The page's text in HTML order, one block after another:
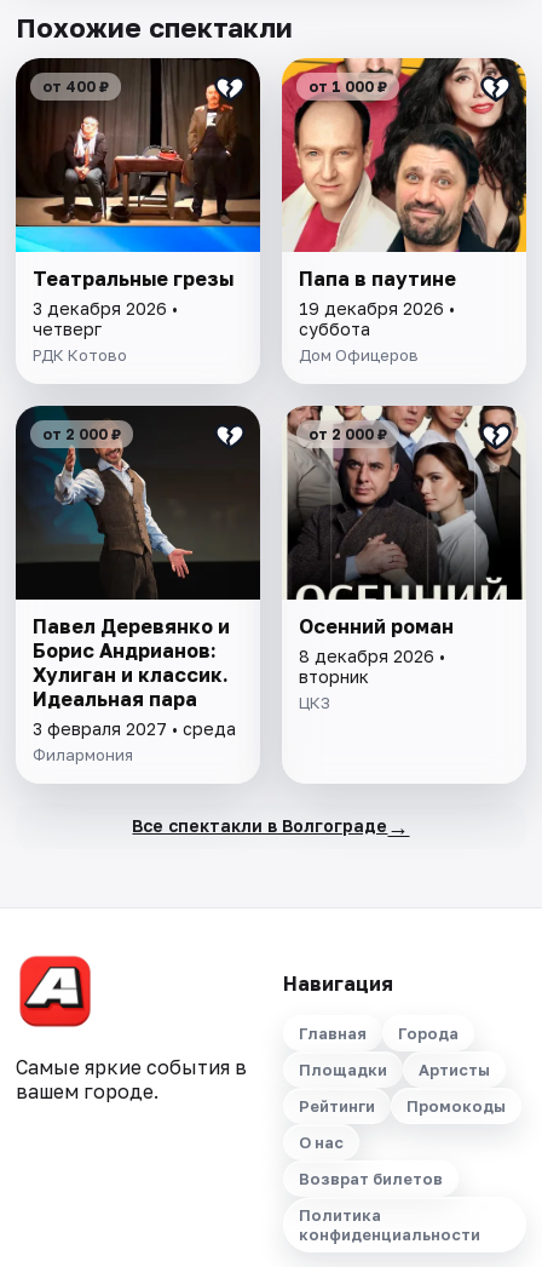
Похожие спектакли
от 400 ₽
Театральные грезы
3 декабря 2026 •
четверг
РДК Котово
от 1 000 ₽
Папа в паутине
19 декабря 2026 •
суббота
Дом Офицеров
от 2 000 ₽
Павел Деревянко и
Борис Андрианов:
Хулиган и классик.
Идеальная пара
3 февраля 2027 • среда
Филармония
от 2 000 ₽
Осенний роман
8 декабря 2026 •
вторник
ЦКЗ
Все спектакли в Волгограде →
Самые яркие события в
вашем городе.
Навигация
Главная
Города
Площадки
Артисты
Рейтинги
Промокоды
О нас
Возврат билетов
Политика
конфиденциальности